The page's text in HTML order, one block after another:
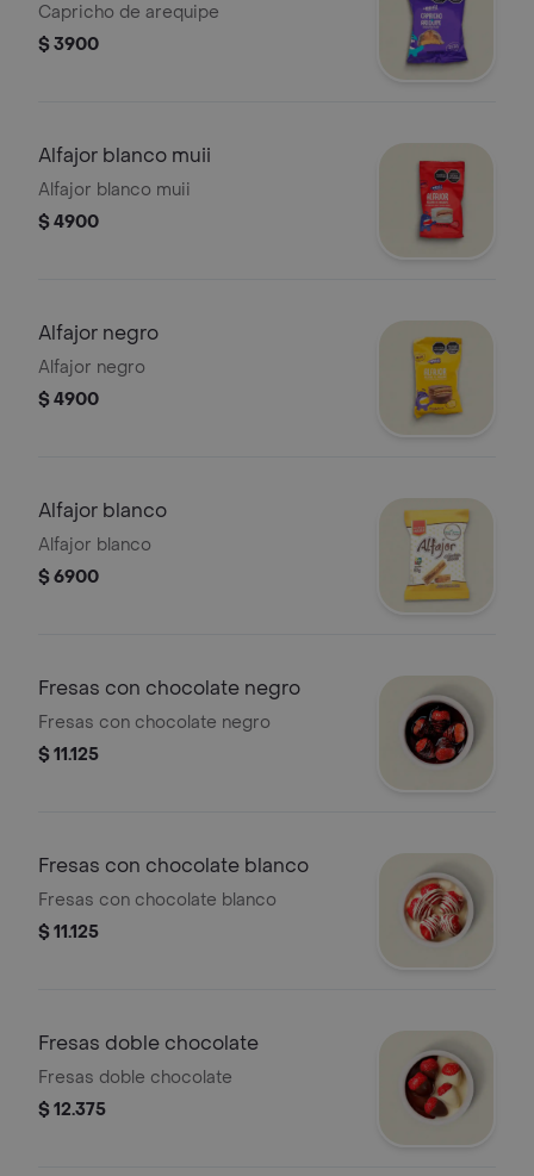
Capricho de arequipe
$ 3900
Alfajor blanco muii
Alfajor blanco muii
$ 4900
Alfajor negro
Alfajor negro
$ 4900
Alfajor blanco
Alfajor blanco
$ 6900
Fresas con chocolate negro
Fresas con chocolate negro
$ 11.125
Fresas con chocolate blanco
Fresas con chocolate blanco
$ 11.125
Fresas doble chocolate
Fresas doble chocolate
$ 12.375